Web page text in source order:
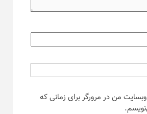
من در مرورگر برای زمانی که